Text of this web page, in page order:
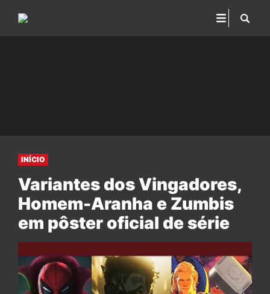
INÍCIO
Variantes dos Vingadores,
Homem-Aranha e Zumbis
em pôster oficial de série